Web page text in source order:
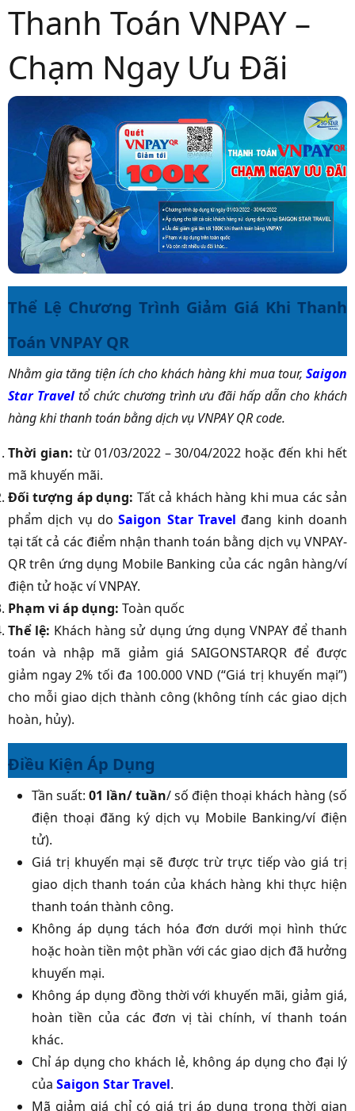
Thanh Toán VNPAY –
Chạm Ngay Ưu Đãi
Thể Lệ Chương Trình Giảm Giá Khi Thanh
Toán VNPAY QR
Nhằm gia tăng tiện ích cho khách hàng khi mua tour, Saigon
Star Travel tổ chức chương trình ưu đãi hấp dẫn cho khách
hàng khi thanh toán bằng dịch vụ VNPAY QR code.
Thời gian: từ 01/03/2022 – 30/04/2022 hoặc đến khi hết
mã khuyến mãi.
Đối tượng áp dụng: Tất cả khách hàng khi mua các sản
phẩm dịch vụ doSaigon Star Travel đang kinh doanh
tại tất cả các điểm nhận thanh toán bằng dịch vụ VNPAY-
QR trên ứng dụng Mobile Banking của các ngân hàng/ví
điện tử hoặc ví VNPAY.
Phạm vi áp dụng: Toàn quốc
Thể lệ: Khách hàng sử dụng ứng dụng VNPAY để thanh
toán và nhập mã giảm giá SAIGONSTARQR để được
giảm ngay 2% tối đa 100.000 VND (“Giá trị khuyến mại”)
cho mỗi giao dịch thành công (không tính các giao dịch
hoàn, hủy).
Điều Kiện Áp Dụng
Tần suất: 01 lần/ tuần/ số điện thoại khách hàng (số
điện thoại đăng ký dịch vụ Mobile Banking/ví điện
tử).
Giá trị khuyến mại sẽ được trừ trực tiếp vào giá trị
giao dịch thanh toán của khách hàng khi thực hiện
thanh toán thành công.
Không áp dụng tách hóa đơn dưới mọi hình thức
hoặc hoàn tiền một phần với các giao dịch đã hưởng
khuyến mại.
Không áp dụng đồng thời với khuyến mãi, giảm giá,
hoàn tiền của các đơn vị tài chính, ví thanh toán
khác.
Chỉ áp dụng cho khách lẻ, không áp dụng cho đại lý
của Saigon Star Travel.
Mã giảm giá chỉ có giá trị áp dụng trong thời gian